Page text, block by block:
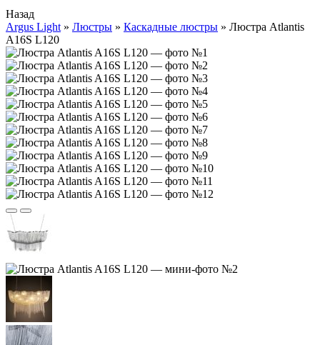
Назад
Argus Light » Люстры » Каскадные люстры » Люстра Atlantis
A16S L120